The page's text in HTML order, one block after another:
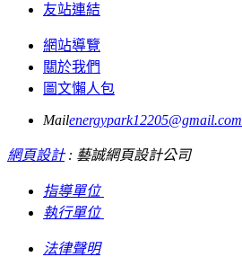
友站連結
網站導覽
關於我們
圖文懶人包
Mailenergypark12205@gmail.com
網頁設計: 藝誠網頁設計公司
指導單位
執行單位
法律聲明